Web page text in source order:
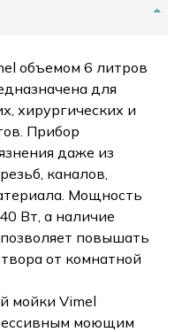
объемом 6 литров
для
хирургических и
Прибор
даже из
каналов,
Мощность
Вт, а наличие
повышать
от комнатной
мойки Vimel
моющим